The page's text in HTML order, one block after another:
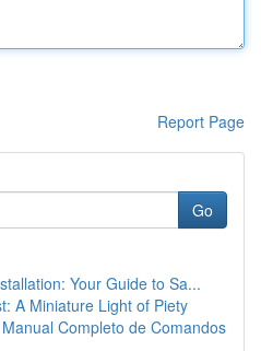
Report Page
Go
Your Guide to Sa...
A Miniature Light of Piety
Completo de Comandos